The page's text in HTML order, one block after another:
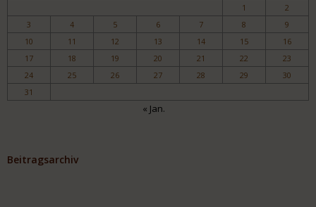
1
2
3
4 5 6 7 8
9
10
11 12 13 14 15
16
17
18 19 20 21 22
23
24
25 26 27 28 29
30
31
« Jan.
Beitragsarchiv